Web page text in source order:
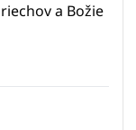
a Božie